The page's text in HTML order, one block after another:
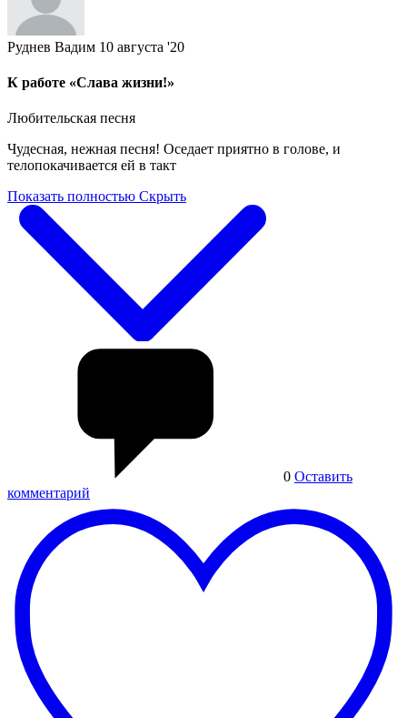
Руднев Вадим 10 августа '20
К работе «Слава жизни!»
Любительская песня
Чудесная, нежная песня! Оседает приятно в голове, и
телопокачивается ей в такт
Показать полностью Скрыть
0 Оставить
комментарий